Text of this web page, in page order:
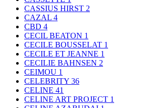
CASSIUS HIRST 2
CAZAL 4
CBD 4
CECIL BEATON 1
CECILE BOUSSELAT 1
CECILE ET JEANNE 1
CECILIE BAHNSEN 2
CEIMOU 1
CELEBRITY 36
CELINE 41
CELINE ART PROJECT 1